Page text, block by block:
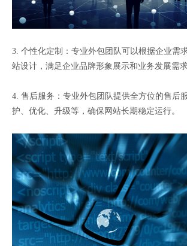
3. 个性化定制：专业外包团队可以根据企业需
站设计，满足企业品牌形象展示和业务发展需求
4. 售后服务：专业外包团队提供全方位的售后
护、优化、升级等，确保网站长期稳定运行。